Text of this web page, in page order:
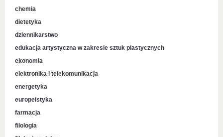
chemia
dietetyka
dziennikarstwo
edukacja artystyczna w zakresie sztuk plastycznych
ekonomia
elektronika i telekomunikacja
energetyka
europeistyka
farmacja
filologia